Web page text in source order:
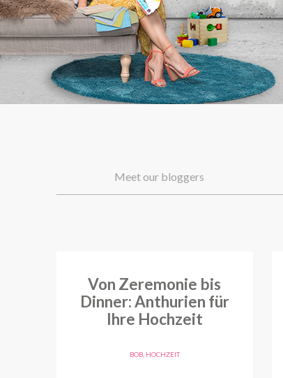
Meet our bloggers
Von Zeremonie bis
Dinner: Anthurien für
Ihre Hochzeit
BOB, HOCHZEIT